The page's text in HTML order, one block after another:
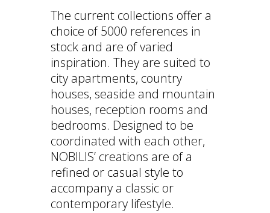
The current collections offer a
choice of 5000 references in
stock and are of varied
inspiration. They are suited to
city apartments, country
houses, seaside and mountain
houses, reception rooms and
bedrooms. Designed to be
coordinated with each other,
NOBILIS’ creations are of a
refined or casual style to
accompany a classic or
contemporary lifestyle.